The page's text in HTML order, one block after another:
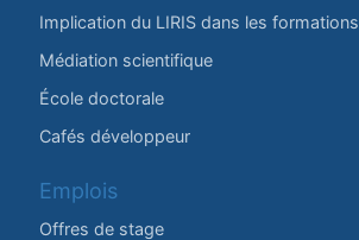
Implication du LIRIS dans les formations
Médiation scientifique
École doctorale
Cafés développeur
Emplois
Offres de stage